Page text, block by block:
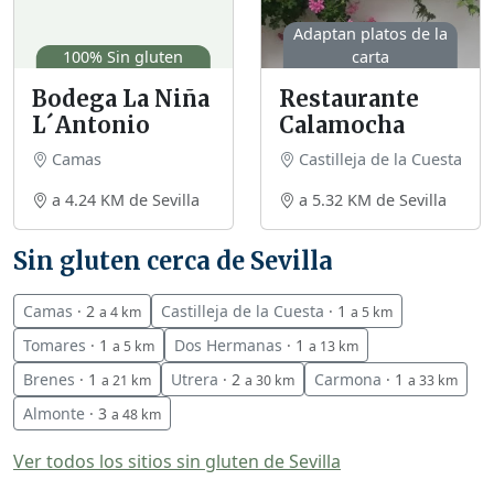
100% Sin gluten
Bodega La Niña
L´Antonio
Camas
a 4.24 KM de Sevilla
Adaptan platos de la
carta
Restaurante
Calamocha
Castilleja de la Cuesta
a 5.32 KM de Sevilla
Sin gluten cerca de Sevilla
Camas · 2 a 4 km Castilleja de la Cuesta · 1 a 5 km
Tomares · 1 a 5 km Dos Hermanas · 1 a 13 km
Brenes · 1 a 21 km Utrera · 2 a 30 km Carmona · 1 a 33 km
Almonte · 3 a 48 km
Ver todos los sitios sin gluten de Sevilla